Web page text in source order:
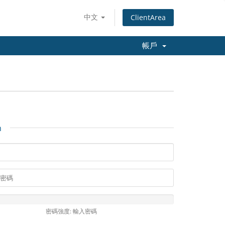
中文 ClientArea
帳戶
密碼強度: 輸入密碼